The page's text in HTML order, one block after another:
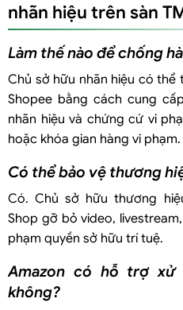
nhãn hiệu trên sàn
Làm thế nào để chống
Chủ sở hữu nhãn hiệu có thể
Shopee bằng cách cung
nhãn hiệu và chứng cứ vi
hoặc khóa gian hàng vi phạm.
Có thể bảo vệ thương
Có. Chủ sở hữu thương
Shop gỡ bỏ video,
phạm quyền sở hữu trí tuệ.
Amazon có hỗ trợ xử
không?